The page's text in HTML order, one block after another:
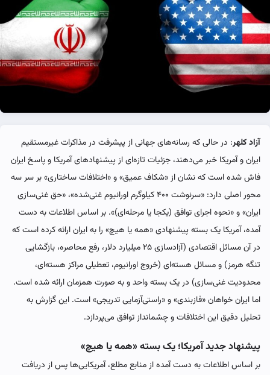
آزاد کلهر: در حالی که رسانه‌های جهانی از پیشرفت در مذاکرات غیرمستقیم
ایران و آمریکا خبر می‌دهند، جزئیات تازه‌ای از پیشنهادهای آمریکا و پاسخ ایران
فاش شده است که نشان از «شکاف عمیق» و «اختلافات ساختاری» بر سر سه
محور اصلی دارد: «سرنوشت ۴۰۰ کیلوگرم اورانیوم غنی‌شده»، «حق غنی‌سازی
ایران» و «نحوه اجرای توافق (یکجا یا مرحله‌ای)». بر اساس اطلاعات به دست
آمده، آمریکا یک بسته پیشنهادی «همه یا هیچ» را به ایران ارائه کرده است که
در آن مسائل اقتصادی (آزادسازی ۲۵ میلیارد دلار، رفع محاصره، بازگشایی
تنگه هرمز) و مسائل هسته‌ای (خروج اورانیوم، تعطیلی مراکز هسته‌ای،
محدودیت غنی‌سازی) در یک بسته واحد و به صورت همزمان ارائه شده است.
اما ایران خواهان «فازبندی» و «راستی‌آزمایی تدریجی» است. این گزارش به
تحلیل دقیق این اختلافات و چشمانداز توافق می‌پردازد.
پیشنهاد جدید آمریکا؛ یک بسته «همه یا هیچ»
بر اساس اطلاعات به دست آمده از منابع مطلع، آمریکایی‌ها پس از دریافت